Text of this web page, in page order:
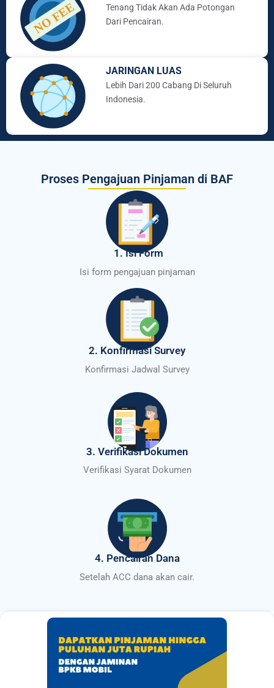
Tenang Tidak Akan Ada Potongan
Dari Pencairan.
JARINGAN LUAS
Lebih Dari 200 Cabang Di Seluruh
Indonesia.
Proses Pengajuan Pinjaman di BAF
1. Isi Form
Isi form pengajuan pinjaman
2. Konfirmasi Survey
Konfirmasi Jadwal Survey
3. Verifikasi Dokumen
Verifikasi Syarat Dokumen
4. Pencairan Dana
Setelah ACC dana akan cair.